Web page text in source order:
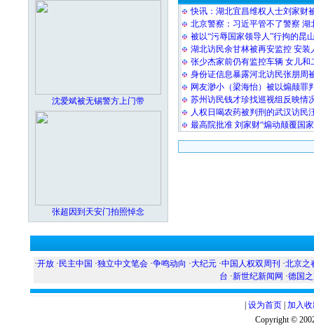
沈爱斌被无锡警方上门带
张超因到天安门拍照悼念
快讯：湖北宜昌维权人士刘家财
北京警察：习近平管不了警察 湖
被以“污辱国家领导人”行拘的昆
湖北访民余甘林被再安监控 安装
张少杰家前仍有监控车辆 女儿和
身份证信息暴露河北访民张朋周
网友渺小（梁海怡）被以煽颠罪
苏州访民钱才珍找巡视组反映情
人权日喝农药被判刑的武汉访民
最高院批准 刘家财“煽动颠覆国
·开放 · 民主中国 ·独立中文笔会 ·争鸣动向 ·大纪元 ·中国人权双周刊 ·北京之
台 ·新世纪新闻网 ·德国
设为首页 加入
Copyright ©